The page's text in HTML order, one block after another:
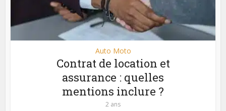
Auto Moto
Contrat de location et
assurance : quelles
mentions inclure ?
2 ans